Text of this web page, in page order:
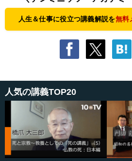
人生＆仕事に役立つ講義解説を無料
人気の講義TOP20